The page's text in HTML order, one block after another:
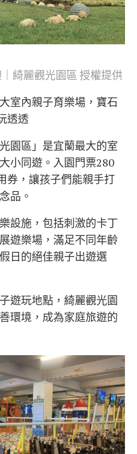
綺麗觀光園區 授權提供
室內親子育樂場，寶石
透透
園區」是宜蘭最大的室
小同遊。入園門票280
券，讓孩子們能親手打
品。
設施，包括刺激的卡丁
遊樂場，滿足不同年齡
日的絕佳親子出遊選
遊玩地點，綺麗觀光園
環境，成為家庭旅遊的